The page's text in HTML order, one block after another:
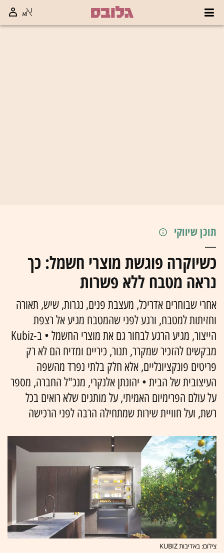
תוכן שיווקי
כשיוקרה פוגשת מוצרי חשמל: כך
נראה מטבח ללא פשרות
אחרי שבוחרים אדריכל, מעצבת פנים, נגרות, שיש, תאורה
וחזיתות למטבח, ורגע לפני שהמטבח מגיע אל רצפת
הייצור, מגיע הרגע לבחור גם את מוצרי החשמל • ב-Kubiz
מבקשים להזכיר שמקרר, תנור, כיריים ומדיח הם לא רק
פריטים פונקציונליים, אלא חלק בלתי נפרד מהשפה
העיצובית של הבית • יהונתן אלנקרי, מנכ"ל החברה, מספר
על עולם הפרימיום האמיתי, על מותגים שלא רואים בכל
רשת, ועל חוויית שירות שמתחילה הרבה לפני הרכישה
צילום: באדיבות KUBIZ